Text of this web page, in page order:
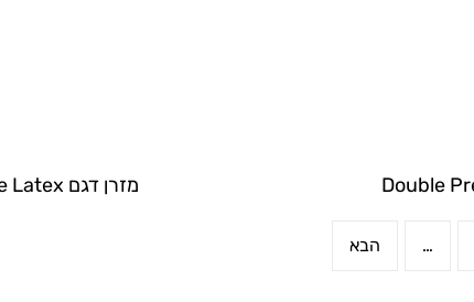
מזרן דגם Spring Double Latex
… הבא